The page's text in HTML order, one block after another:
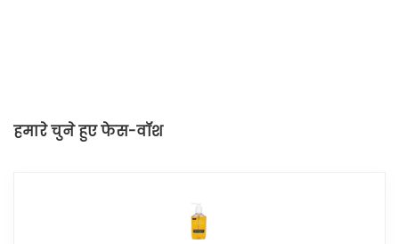
हमारे चुने हुए फेस-वॉश